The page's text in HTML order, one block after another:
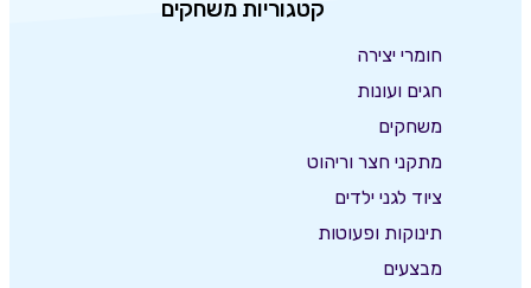
קטגוריות משחקים
חומרי יצירה
חגים ועונות
משחקים
מתקני חצר וריהוט
ציוד לגני ילדים
תינוקות ופעוטות
מבצעים